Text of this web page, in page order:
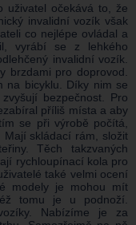
uživatel očekává to, že
invalidní vozík však
co nejlépe ovládal a
vyrábí se z lehkého
invalidní vozík.
brzdami pro doprovod.
na bicyklu. Díky nim se
bezpečnost. Pro
příliš místa a aby
se při výrobě počítá,
Mají skládací rám, složit
Těch takzvaných
rychloupínací kola pro
také velmi ocení
modely je mohou mít
tomu je u podnoží.
Nabízíme je za